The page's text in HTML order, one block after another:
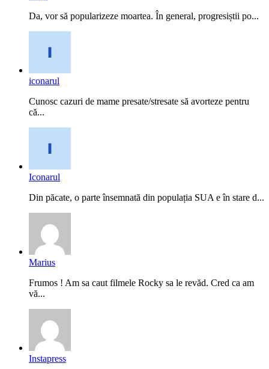
Da, vor să popularizeze moartea. În general, progresiștii po...
iconarul
Cunosc cazuri de mame presate/stresate să avorteze pentru
că...
Iconarul
Din păcate, o parte însemnată din populația SUA e în stare d...
Marius
Frumos ! Am sa caut filmele Rocky sa le revăd. Cred ca am
vă...
Instapress